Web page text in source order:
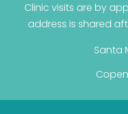
Clinic visits are by
address is shared
Santa